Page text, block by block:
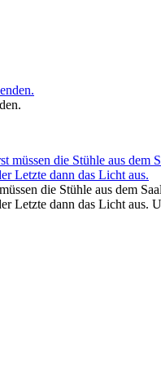
die Stühle aus dem
Letzte dann das Licht aus.